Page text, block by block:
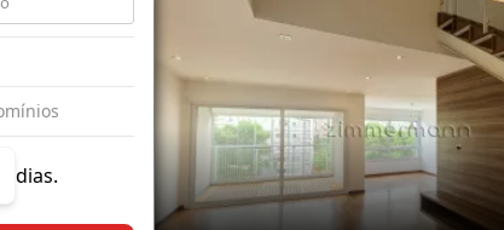
dias.